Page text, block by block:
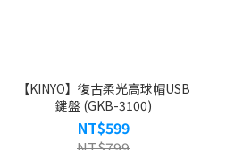
【KINYO】復古柔光高球帽USB
鍵盤 (GKB-3100)
NT$599